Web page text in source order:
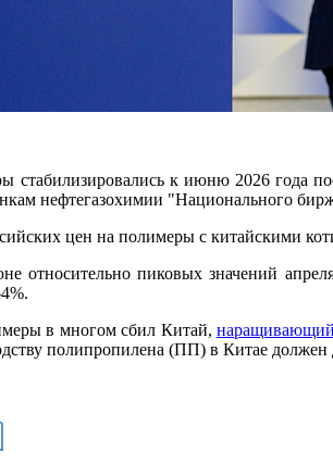
стабилизировались к июню 2026 года
нефтегазохимии "Национального
цен на полимеры с китайскими
относительно пиковых значений
в многом сбил Китай, наращивающий
полипропилена (ПП) в Китае